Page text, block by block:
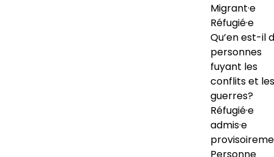
Migrant·e
Réfugié·e
Qu’en est-il
personnes
fuyant les
conflits et les
guerres?
Réfugié·e
admis·e